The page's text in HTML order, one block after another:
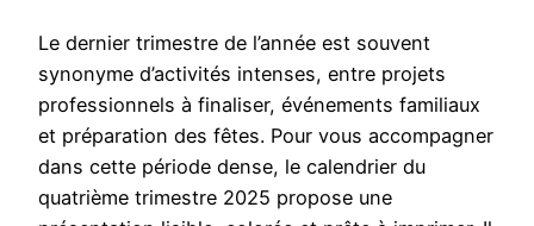
Le dernier trimestre de l’année est souvent
synonyme d’activités intenses, entre projets
professionnels à finaliser, événements familiaux
et préparation des fêtes. Pour vous accompagner
dans cette période dense, le calendrier du
quatrième trimestre 2025 propose une